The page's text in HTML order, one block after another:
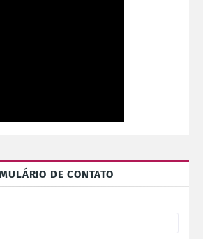
DE CONTATO